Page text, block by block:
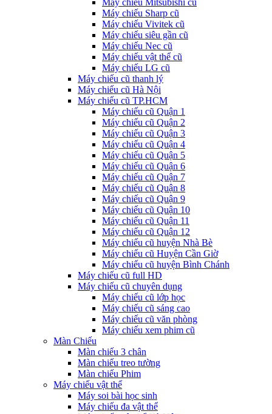
Máy chiếu Sharp cũ
Máy chiếu Vivitek cũ
Máy chiếu siêu gần cũ
Máy chiếu Nec cũ
Máy chiếu vật thể cũ
Máy chiếu LG cũ
Máy chiếu cũ thanh lý
Máy chiếu cũ Hà Nội
Máy chiếu cũ TP.HCM
Máy chiếu cũ Quận 1
Máy chiếu cũ Quận 2
Máy chiếu cũ Quận 3
Máy chiếu cũ Quận 4
Máy chiếu cũ Quận 5
Máy chiếu cũ Quận 6
Máy chiếu cũ Quận 7
Máy chiếu cũ Quận 8
Máy chiếu cũ Quận 9
Máy chiếu cũ Quận 10
Máy chiếu cũ Quận 11
Máy chiếu cũ Quận 12
Máy chiếu cũ huyện Nhà Bè
Máy chiếu cũ Huyện Cần Giờ
Máy chiếu cũ huyện Bình Chánh
Máy chiếu cũ full HD
Máy chiếu cũ chuyên dụng
Máy chiếu cũ lớp học
Máy chiếu cũ sáng cao
Máy chiếu cũ văn phòng
Máy chiếu xem phim cũ
Màn Chiếu
Màn chiếu 3 chân
Màn chiếu treo tường
Màn chiếu Phim
Máy chiếu vật thể
Máy soi bài học sinh
Máy chiếu đa vật thể